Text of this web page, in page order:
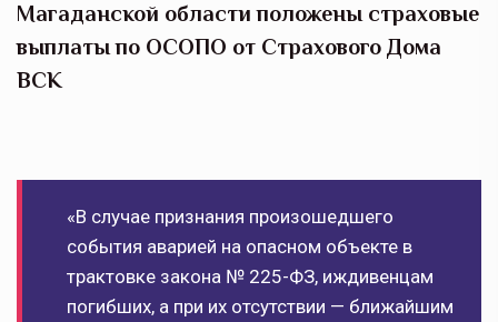
Магаданской области положены страховые
выплаты по ОСОПО от Страхового Дома
ВСК
«В случае признания произошедшего
события аварией на опасном объекте в
трактовке закона № 225-ФЗ, иждивенцам
погибших, а при их отсутствии — ближайшим